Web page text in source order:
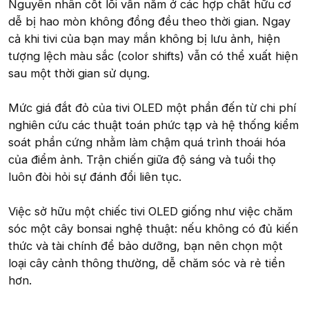
Nguyên nhân cốt lõi vẫn nằm ở các hợp chất hữu cơ
dễ bị hao mòn không đồng đều theo thời gian. Ngay
cả khi tivi của bạn may mắn không bị lưu ảnh, hiện
tượng lệch màu sắc (color shifts) vẫn có thể xuất hiện
sau một thời gian sử dụng.
Mức giá đắt đỏ của tivi OLED một phần đến từ chi phí
nghiên cứu các thuật toán phức tạp và hệ thống kiểm
soát phần cứng nhằm làm chậm quá trình thoái hóa
của điểm ảnh. Trận chiến giữa độ sáng và tuổi thọ
luôn đòi hỏi sự đánh đổi liên tục.
Việc sở hữu một chiếc tivi OLED giống như việc chăm
sóc một cây bonsai nghệ thuật: nếu không có đủ kiến
thức và tài chính để bảo dưỡng, bạn nên chọn một
loại cây cảnh thông thường, dễ chăm sóc và rẻ tiền
hơn.